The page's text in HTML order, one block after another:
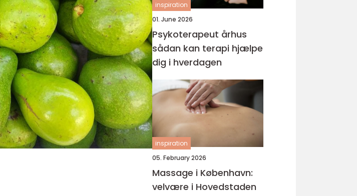
inspiration
01. June 2026
Psykoterapeut århus
sådan kan terapi hjælpe
dig i hverdagen
inspiration
05. February 2026
Massage i København:
velvære i Hovedstaden